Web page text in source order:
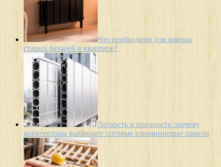
Что необходимо для замены
старых батарей в квартире?
Легкость и прочность: почему
архитекторы выбирают сотовые алюминиевые панели